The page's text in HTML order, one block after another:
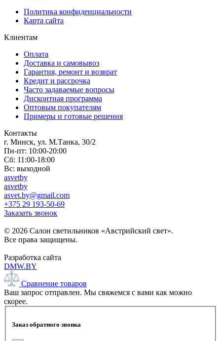
Политика конфиденциальности
Карта сайта
Клиентам
Оплата
Доставка и самовывоз
Гарантия, ремонт и возврат
Кредит и рассрочка
Часто задаваемые вопросы
Дисконтная программа
Оптовым покупателям
Примеры и готовые решения
Контакты
г. Минск, ул. М.Танка, 30/2
Пн-пт: 10:00-20:00
Сб: 11:00-18:00
Вс: выходной
asvetby
asvetby
asvet.by@gmail.com
+375 29 193-50-69
Заказать звонок
© 2026 Салон светильников «Австрийский свет».
Все права защищены.
Разработка сайта
DMW.BY
Сравнение товаров
Ваш запрос отправлен. Мы свяжемся с вами как можно
скорее.
Заказ обратного звонка